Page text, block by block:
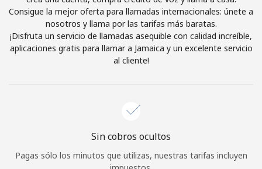
¡Hola!
Inicia sesión oREGÍSTRATE →
¿Olvidaste tu contraseña? →
Consigue la mejor oferta para llamadas internacionales: únete a
nosotros y llama por las tarifas más baratas.
¡Disfruta un servicio de llamadas asequible con calidad increíble,
aplicaciones gratis para llamar a Jamaica y un excelente servicio
al cliente!
Sin cobros ocultos
Pagas sólo los minutos que utilizas, nuestras tarifas incluyen